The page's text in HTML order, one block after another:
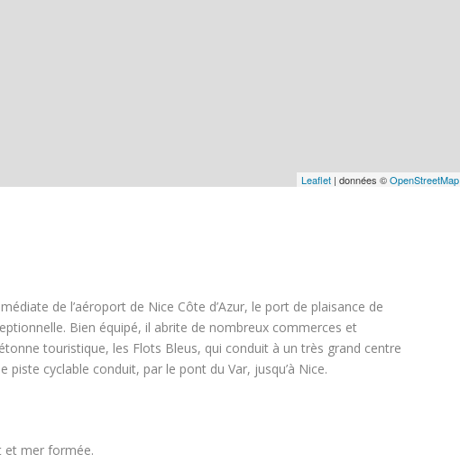
Leaflet | données ©OpenStreetMap
de l’aéroport de Nice Côte d’Azur, le port de plaisance de
Bien équipé, il abrite de nombreux commerces et
touristique, les Flots Bleus, qui conduit à un très grand centre
cyclable conduit, par le pont du Var, jusqu’à Nice.
et mer formée.